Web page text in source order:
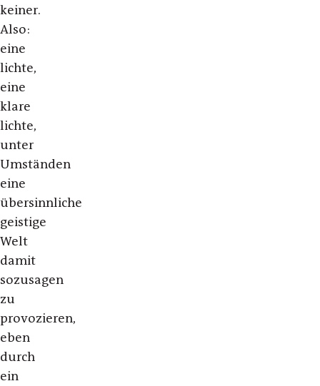
keiner.
Also:
eine
lichte,
eine
klare
lichte,
unter
Umständen
eine
übersinnliche
geistige
Welt
damit
sozusagen
zu
provozieren,
eben
durch
ein